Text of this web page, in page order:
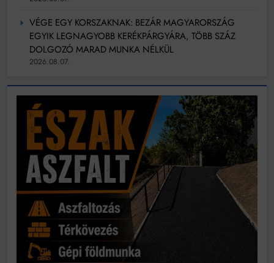
VÉGE EGY KORSZAKNAK: BEZÁR MAGYARORSZÁG
EGYIK LEGNAGYOBB KERÉKPÁRGYÁRA, TÖBB SZÁZ
DOLGOZÓ MARAD MUNKA NÉLKÜL
2026.08.07.